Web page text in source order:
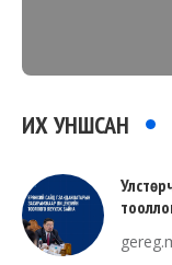
ИХ УНШСАН